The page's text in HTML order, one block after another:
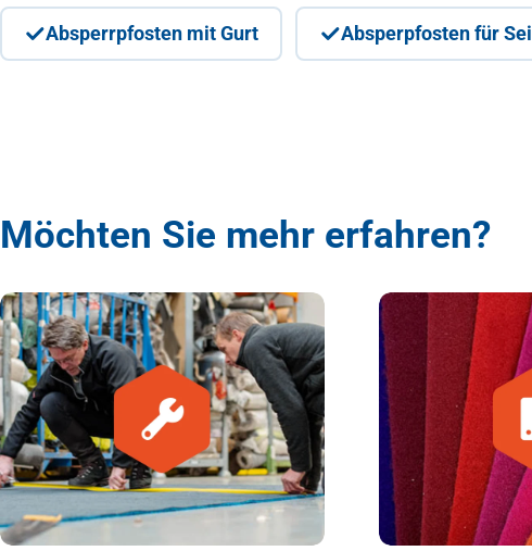
Absperrpfosten mit Gurt Absperpfosten für Seil
Möchten Sie mehr erfahren?